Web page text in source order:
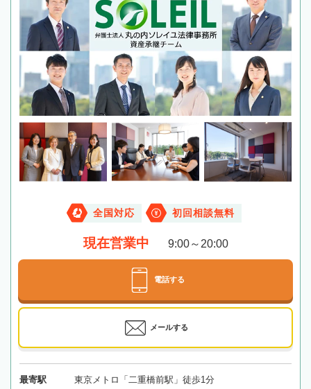
全国対応 初回相談無料
現在営業中 9:00～20:00
電話する
メールする
最寄駅 東京メトロ「二重橋前駅」徒歩1分